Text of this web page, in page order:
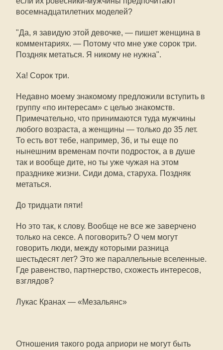
восемнадцатилетних моделей?
"Да, я завидую этой девочке, — пишет женщина в
комментариях. — Потому что мне уже сорок три.
Поздняк метаться. Я никому не нужна".
Ха! Сорок три.
Недавно моему знакомому предложили вступить в
группу «по интересам» с целью знакомств.
Примечательно, что принимаются туда мужчины
любого возраста, а женщины — только до 35 лет.
То есть вот тебе, например, 36, и ты еще по
нынешним временам почти подросток, а в душе
так и вообще дите, но ты уже чужая на этом
празднике жизни. Сиди дома, старуха. Поздняк
метаться.
До тридцати пяти!
Но это так, к слову. Вообще не все же заверчено
только на сексе. А поговорить? О чем могут
говорить люди, между которыми разница
шестьдесят лет? Это же параллельные вселенные.
Где равенство, партнерство, схожесть интересов,
взглядов?
Лукас Кранах — «Мезальянс»
Отношения такого рода априори не могут быть